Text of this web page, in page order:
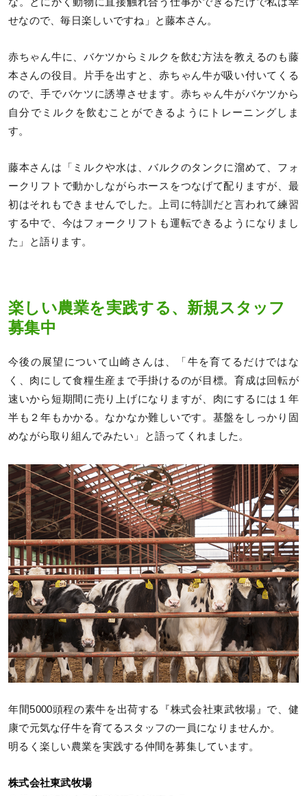
な。とにかく動物に直接触れ合う仕事ができるだけで私は幸
せなので、毎日楽しいですね」と藤本さん。
赤ちゃん牛に、バケツからミルクを飲む方法を教えるのも藤
本さんの役目。片手を出すと、赤ちゃん牛が吸い付いてくる
ので、手でバケツに誘導させます。赤ちゃん牛がバケツから
自分でミルクを飲むことができるようにトレーニングしま
す。
藤本さんは「ミルクや水は、バルクのタンクに溜めて、フォ
ークリフトで動かしながらホースをつなげて配りますが、最
初はそれもできませんでした。上司に特訓だと言われて練習
する中で、今はフォークリフトも運転できるようになりまし
た」と語ります。
楽しい農業を実践する、新規スタッフ
募集中
今後の展望について山崎さんは、「牛を育てるだけではな
く、肉にして食糧生産まで手掛けるのが目標。育成は回転が
速いから短期間に売り上げになりますが、肉にするには１年
半も２年もかかる。なかなか難しいです。基盤をしっかり固
めながら取り組んでみたい」と語ってくれました。
年間5000頭程の素牛を出荷する『株式会社東武牧場』で、健
康で元気な仔牛を育てるスタッフの一員になりませんか。
明るく楽しい農業を実践する仲間を募集しています。
株式会社東武牧場